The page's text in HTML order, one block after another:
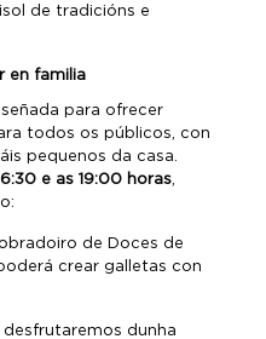
de tradicións e
en familia
para ofrecer
todos os públicos, con
pequenos da casa.
e as 19:00 horas,
de Doces de
crear galletas con
dunha